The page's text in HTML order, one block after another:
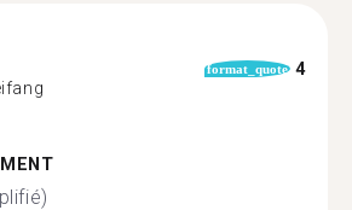
format_quote 4